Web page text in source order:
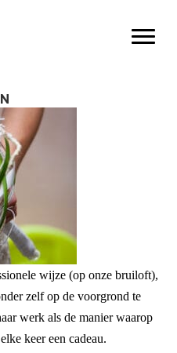
wijze (op onze bruiloft),
zelf op de voorgrond te
werk als de manier waarop
keer een cadeau.